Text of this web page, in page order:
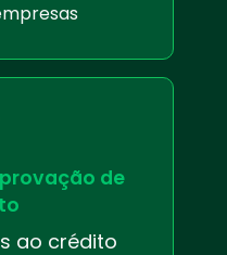
de
ao crédito